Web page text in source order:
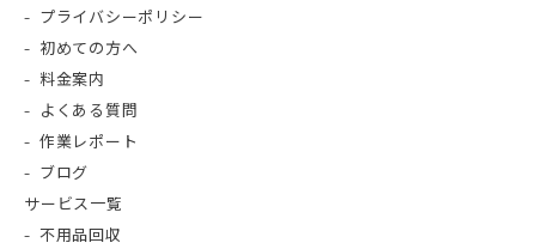
プライバシーポリシー
サービス一覧
不用品回収
初めての方へ
料金案内
よくある質問
作業レポート
ブログ